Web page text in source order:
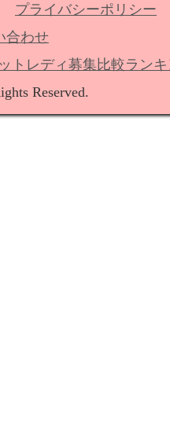
プライバシーポリシー
合わせ
トレディ募集比較ラン
Reserved.